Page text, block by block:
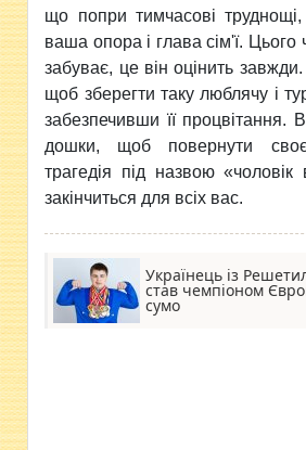
що попри тимчасові
ваша опора і глава сім'ї. Цього
забуває, це він оцінить
щоб зберегти таку люблячу і
забезпечивши її процвітання.
дошки, щоб повернути
трагедія під назвою «чоловік
закінчиться для всіх вас.
Українець із
став чемпіоном
сумо